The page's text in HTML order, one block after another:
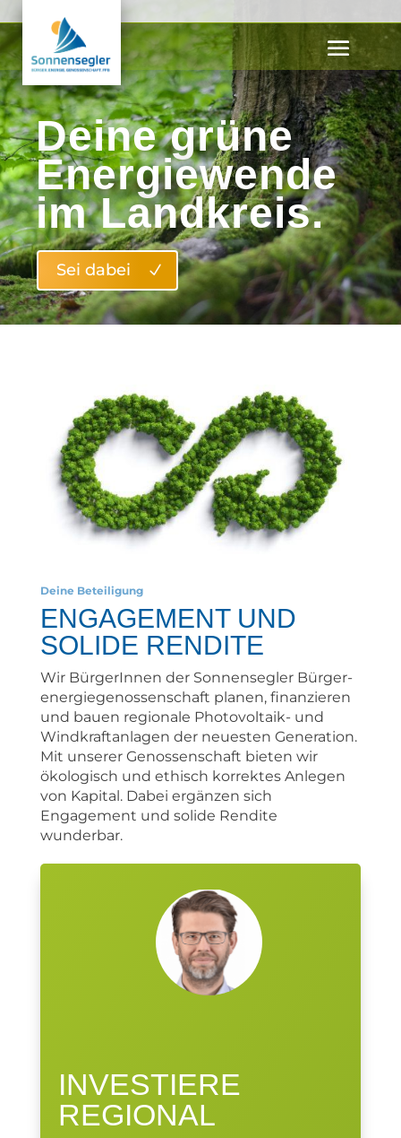
Deine grüne
Energiewende
im Landkreis.
Sei dabei
Deine Beteiligung
ENGAGEMENT UND
SOLIDE RENDITE
Wir BürgerInnen der Sonnensegler Bürger-
energiegenossenschaft planen, finanzieren
und bauen regionale Photovoltaik- und
Windkraftanlagen der neuesten Generation.
Mit unserer Genossenschaft bieten wir
ökologisch und ethisch korrektes Anlegen
von Kapital. Dabei ergänzen sich
Engagement und solide Rendite
wunderbar.
INVESTIERE
REGIONAL